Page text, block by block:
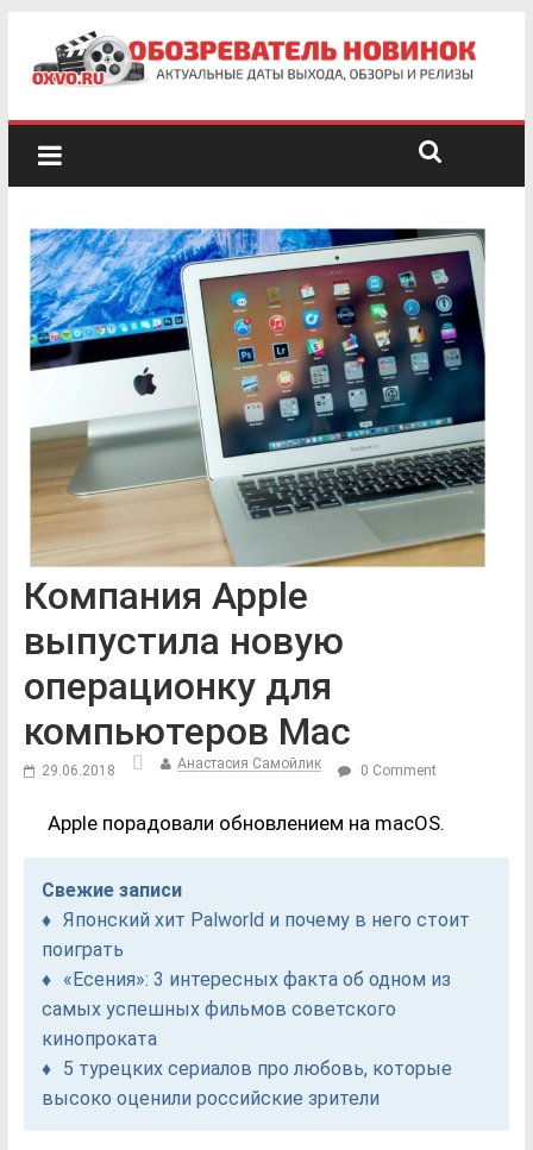
Компания Apple
выпустила новую
операционку для
компьютеров Mac
29.06.2018 Анастасия Самойлик 0 Comment
Apple порадовали обновлением на macOS.
Свежие записи
Японский хит Palworld и почему в него стоит
поиграть
«Есения»: 3 интересных факта об одном из
самых успешных фильмов советского
кинопроката
5 турецких сериалов про любовь, которые
высоко оценили российские зрители